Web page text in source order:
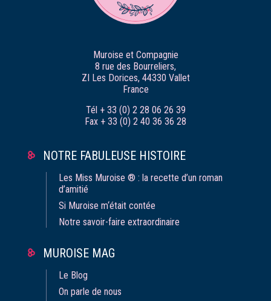
Muroise et Compagnie
8 rue des Bourreliers,
ZI Les Dorices, 44330 Vallet
France
Tél + 33 (0) 2 28 06 26 39
Fax + 33 (0) 2 40 36 36 28
NOTRE FABULEUSE HISTOIRE
Les Miss Muroise ® : la recette d’un roman
d’amitié
Si Muroise m‘était contée
Notre savoir-faire extraordinaire
MUROISE MAG
Le Blog
On parle de nous